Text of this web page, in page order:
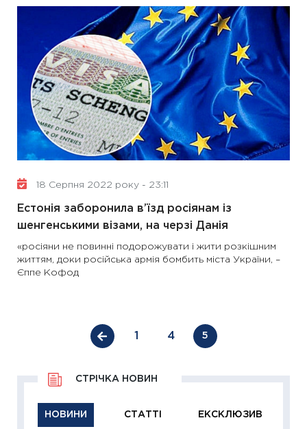
18 Серпня 2022 року - 23:11
Естонія заборонила в’їзд росіянам із
шенгенськими візами, на черзі Данія
«росіяни не повинні подорожувати і жити розкішним
життям, доки російська армія бомбить міста України, –
Єппе Кофод
1 4 5
НОВИНИ СТАТТІ ЕКСКЛЮЗИВ
СТРІЧКА НОВИН